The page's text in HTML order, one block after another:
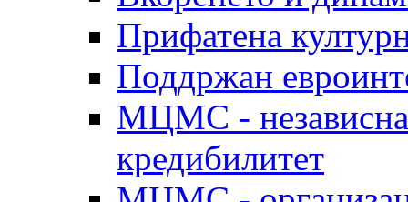
Прифатена
Поддржан
МЦМС - независна
кредибилитет